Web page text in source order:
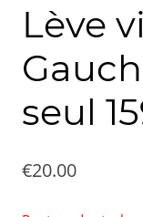
Lève
seul
€20.00